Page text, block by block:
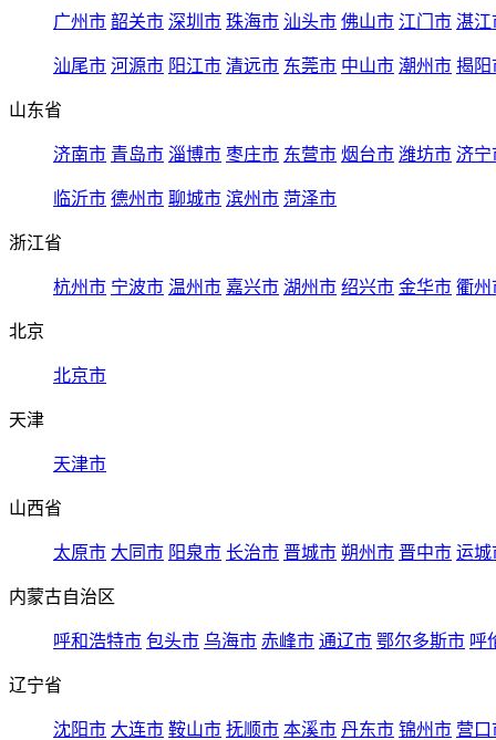
广州市 韶关市 深圳市 珠海市 汕头市 佛山市 江门市 湛江
汕尾市 河源市 阳江市 清远市 东莞市 中山市 潮州市 揭阳
山东省
济南市 青岛市 淄博市 枣庄市 东营市 烟台市 潍坊市 济宁
临沂市 德州市 聊城市 滨州市 菏泽市
浙江省
杭州市 宁波市 温州市 嘉兴市 湖州市 绍兴市 金华市 衢州
北京
北京市
天津
天津市
山西省
太原市 大同市 阳泉市 长治市 晋城市 朔州市 晋中市 运城
内蒙古自治区
呼和浩特市 包头市 乌海市 赤峰市 通辽市 鄂尔多斯市 呼
辽宁省
沈阳市 大连市 鞍山市 抚顺市 本溪市 丹东市 锦州市 营口